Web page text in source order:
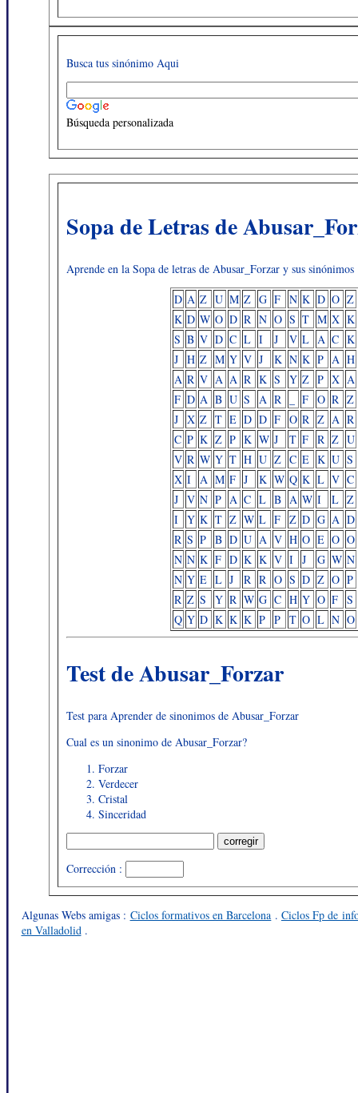
Busca tus sinónimo Aqui
Búsqueda personalizada
Sopa de Letras de
Aprende en la Sopa de letras de Abusar_Forzar y sus sinónimos
D A Z U M Z G F N K D O Z
K D W O D R N O S T M X K
S B V D C L I J V L A C K
J
H Z M Y V J K N K P A H
A R V A A R K S Y Z P X A
F D A B U S A R F O R Z
J
X Z T E D D F O R Z A R
C P K Z P K W J T F R Z U
V R W Y T H U Z C E K U S
X I A M F J K W Q K L V C
J
V N P A C L B A W I L Z
I
Y K T Z W L F Z D G A D
R S P B D U A V H O E O O
N N K F D K K V I J G W N
N Y E L J R R O S D Z O P
R Z S Y R W G C H Y O F
S
Q Y D K K K P P T O L N O
Test de Abusar_Forzar
Test para Aprender de sinonimos de Abusar_Forzar
Cual es un sinonimo de Abusar_Forzar?
Forzar
Verdecer
Cristal
Sinceridad
Corrección :
Algunas Webs amigas : Ciclos formativos en Barcelona . Ciclos Fp de
en Valladolid .